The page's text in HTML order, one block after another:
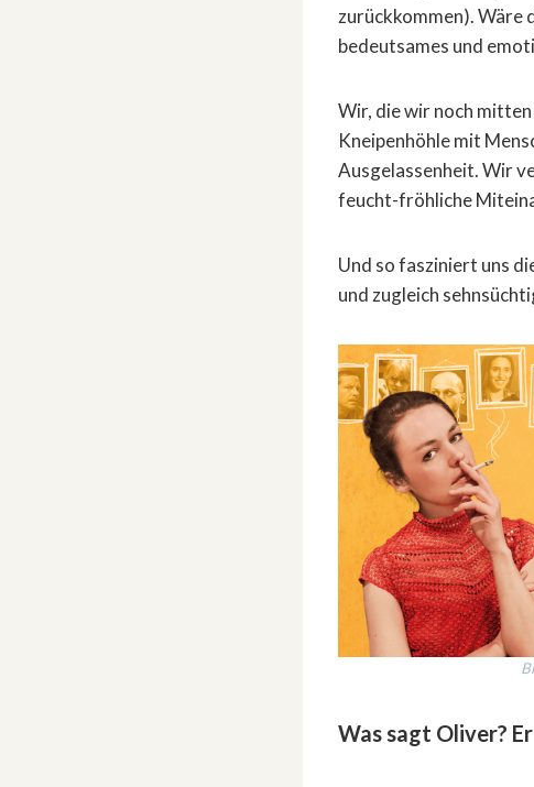
zurückkommen). Wäre
bedeutsames und
Wir, die wir noch mitten
Kneipenhöhle mit
Ausgelassenheit. Wir
feucht-fröhliche
Und so fasziniert uns
und zugleich
Was sagt Oliver?